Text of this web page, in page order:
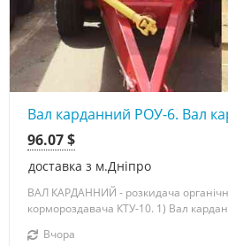
Вал карданний РОУ-6. Вал
доставка з м.Дніпро
96.07 $
ВАЛ КАРДАННИЙ - розкидача
кормороздавача КТУ-10. 1) Вал
Вчора